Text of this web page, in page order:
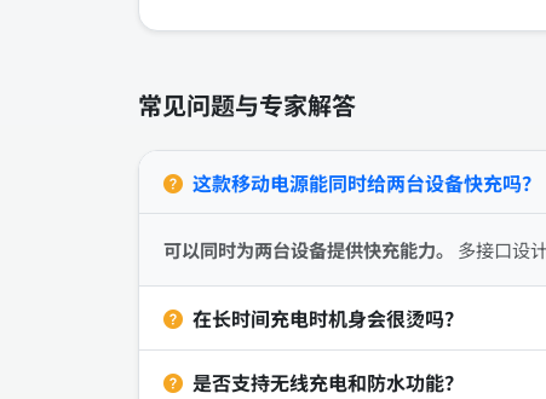
常见问题与专家解答
这款移动电源能同时给两台设备快充吗？
可以同时为两台设备提供快充能力。 多接口设
在长时间充电时机身会很烫吗？
是否支持无线充电和防水功能？